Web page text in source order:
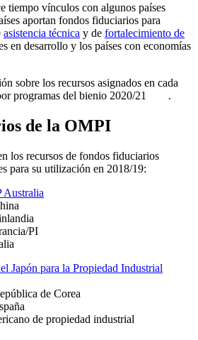
tiempo vínculos con algunos países
aportan fondos fiduciarios para
asistencia técnica y de fortalecimiento de
en desarrollo y los países con economías
sobre los recursos asignados en cada
programas del bienio 2020/21
.
de la OMPI
los recursos de fondos fiduciarios
para su utilización en 2018/19:
Australia
PI
Japón para la Propiedad Industrial
de Corea
de propiedad industrial